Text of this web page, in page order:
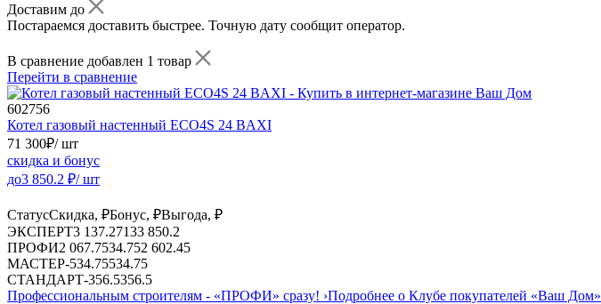
Доставим до
Постараемся доставить быстрее. Точную дату сообщит оператор.
В сравнение добавлен 1 товар
Перейти в сравнение
602756
Котел газовый настенный ECO4S 24 BAXI
71 300₽/ шт
скидка и бонус
до3 850.2 ₽/ шт
СтатусСкидка, ₽Бонус, ₽Выгода, ₽
ЭКСПЕРТ3 137.27133 850.2
ПРОФИ2 067.7534.752 602.45
МАСТЕР-534.75534.75
СТАНДАРТ-356.5356.5
Профессиональным строителям - «ПРОФИ» сразу! ›Подробнее о Клубе покупателей «Ваш Дом»